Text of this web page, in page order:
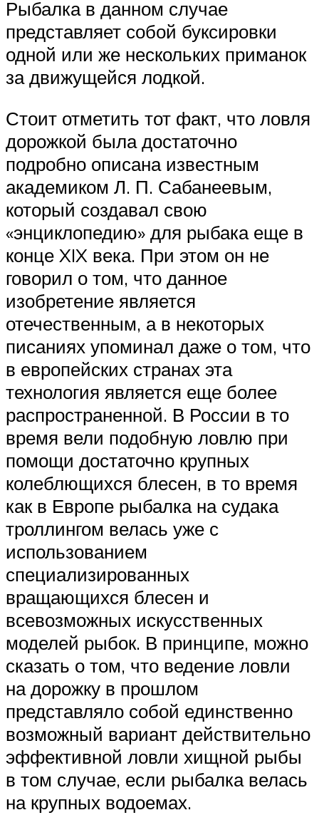
Рыбалка в данном случае
представляет собой буксировки
одной или же нескольких приманок
за движущейся лодкой.
Стоит отметить тот факт, что ловля
дорожкой была достаточно
подробно описана известным
академиком Л. П. Сабанеевым,
который создавал свою
«энциклопедию» для рыбака еще в
конце XIX века. При этом он не
говорил о том, что данное
изобретение является
отечественным, а в некоторых
писаниях упоминал даже о том, что
в европейских странах эта
технология является еще более
распространенной. В России в то
время вели подобную ловлю при
помощи достаточно крупных
колеблющихся блесен, в то время
как в Европе рыбалка на судака
троллингом велась уже с
использованием
специализированных
вращающихся блесен и
всевозможных искусственных
моделей рыбок. В принципе, можно
сказать о том, что ведение ловли
на дорожку в прошлом
представляло собой единственно
возможный вариант действительно
эффективной ловли хищной рыбы
в том случае, если рыбалка велась
на крупных водоемах.